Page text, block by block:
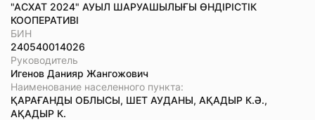
"АСХАТ 2024" АУЫЛ ШАРУАШЫЛЫҒЫ ӨНДІРІСТІК
КООПЕРАТИВІ
БИН
240540014026
Руководитель
Игенов Данияр Жангожович
Наименование населенного пункта:
ҚАРАҒАНДЫ ОБЛЫСЫ, ШЕТ АУДАНЫ, АҚАДЫР К.Ә.,
АҚАДЫР К.